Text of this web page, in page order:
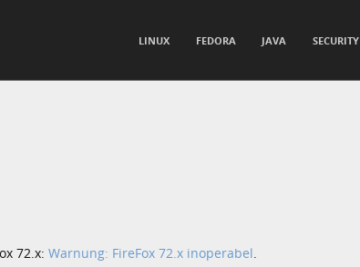
LINUX FEDORA JAVA SECURITY
72.x: Warnung: FireFox 72.x inoperabel.